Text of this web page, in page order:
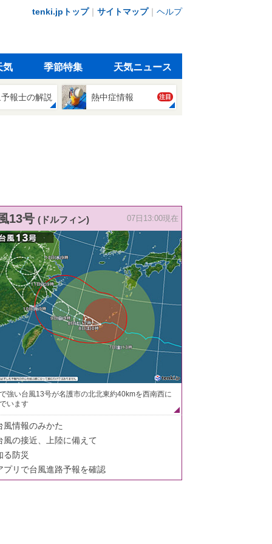
tenki.jpトップ｜ サイトマップ｜ ヘルプ
気 季節特集 天気ニュース
報士の解説 熱中症情報 注目
13号 (ドルフィン) 07日13:00現在
強い台風13号が名護市の北北東約40kmを西南西に
います
風情報のみかた
風の接近、上陸に備えて
る防災
プリで台風進路予報を確認